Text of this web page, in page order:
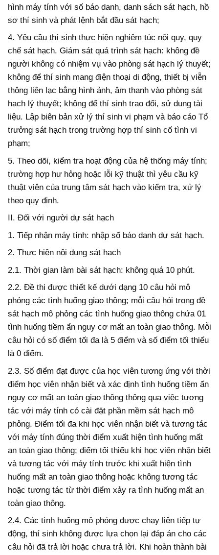
hình máy tính với số báo danh, danh sách sát hạch, hồ
sơ thí sinh và phát lệnh bắt đầu sát hạch;
4. Yêu cầu thí sinh thực hiện nghiêm túc nội quy, quy
chế sát hạch. Giám sát quá trình sát hạch: không đề
người không có nhiệm vụ vào phòng sát hạch lý thuyết;
không để thí sinh mang điện thoại di động, thiết bị viễn
thông liên lạc bằng hình ảnh, âm thanh vào phòng sát
hạch lý thuyết; không đế thí sinh trao đổi, sử dụng tài
liệu. Lập biên bản xử lý thí sinh vi phạm và báo cáo Tổ
trưởng sát hạch trong trường hợp thí sinh cố tình vi
phạm;
5. Theo dõi, kiểm tra hoạt động của hệ thống máy tính;
trường hợp hư hỏng hoặc lỗi kỹ thuật thì yêu cầu kỹ
thuật viên của trung tâm sát hạch vào kiểm tra, xử lý
theo quy định.
II. Đối với người dự sát hạch
1. Tiếp nhận máy tính: nhập số báo danh dự sát hạch.
2. Thực hiện nội dung sát hạch
2.1. Thời gian làm bài sát hạch: không quá 10 phút.
2.2. Đề thi được thiết kế dưới dạng 10 câu hỏi mô
phỏng các tình huống giao thông; mỗi câu hói trong đề
sát hạch mô phỏng các tình huống giao thông chứa 01
tình huống tiềm ẩn nguy cơ mất an toàn giao thông. Mỗi
câu hỏi có số điểm tối đa là 5 điểm và số điểm tối thiểu
là 0 điểm.
2.3. Số điểm đạt được của học viên tương ứng với thời
điểm học viên nhận biết và xác định tình huống tiềm ẩn
nguy cơ mất an toàn giao thông thông qua việc tương
tác với máy tính có cài đặt phần mềm sát hạch mô
phỏng. Điểm tối đa khi học viên nhận biết và tương tác
với máy tính đúng thời điểm xuất hiện tình huống mất
an toàn giao thông; điểm tối thiểu khi học viên nhận biết
và tương tác với máy tính trước khi xuất hiện tình
huống mất an toàn giao thông hoặc không tương tác
hoặc tương tác từ thời điểm xảy ra tình huống mất an
toàn giao thông.
2.4. Các tình huống mô phỏng được chạy liên tiếp tự
động, thí sinh không được lựa chọn lại đáp án cho các
câu hỏi đã trả lời hoặc chưa trả lời. Khi hoàn thành bài